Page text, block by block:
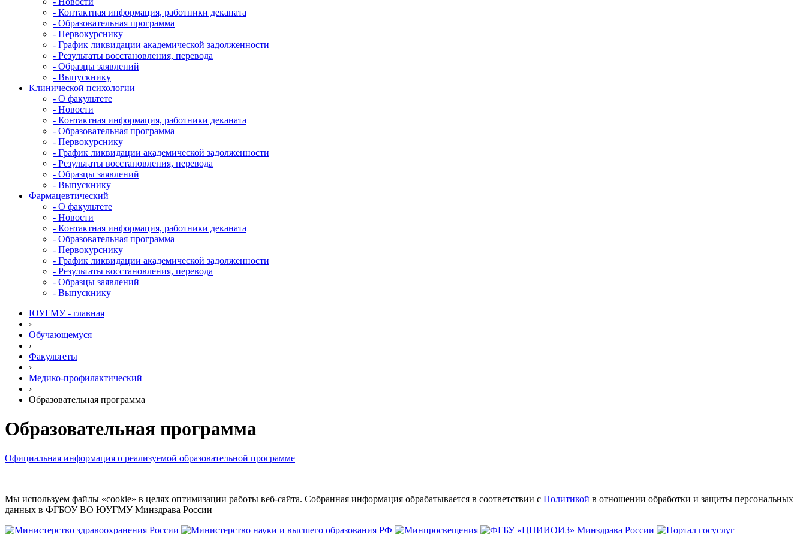
- Контактная информация, работники деканата
- Образовательная программа
- Первокурснику
- График ликвидации академической задолженности
- Результаты восстановления, перевода
- Образцы заявлений
- Выпускнику
Клинической психологии
- О факультете
- Новости
- Контактная информация, работники деканата
- Образовательная программа
- Первокурснику
- График ликвидации академической задолженности
- Результаты восстановления, перевода
- Образцы заявлений
- Выпускнику
Фармацевтический
- О факультете
- Новости
- Контактная информация, работники деканата
- Образовательная программа
- Первокурснику
- График ликвидации академической задолженности
- Результаты восстановления, перевода
- Образцы заявлений
- Выпускнику
ЮУГМУ - главная
›
Обучающемуся
›
Факультеты
›
Медико-профилактический
›
Образовательная программа
Образовательная программа
Официальная информация о реализуемой образовательной программе
Мы используем файлы «cookie» в целях оптимизации работы веб-сайта. Собранная информация обрабатывается в соответствии с Политикой в отношении обработки и защиты персональных
данных в ФГБОУ ВО ЮУГМУ Минздрава России